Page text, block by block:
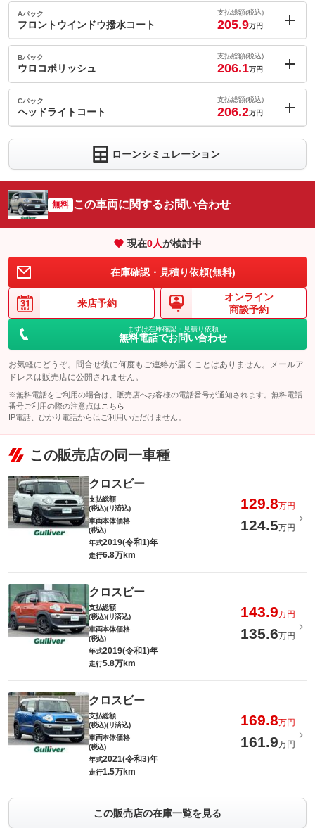
Aパック
フロントウインドウ撥水コート
支払総額(税込)
205.9万円
内：オプシ
ョン価格
(税込)
車両本体価
199.3万円
トしてくれます。多発する大雨やゲリラ豪雨に備えるためにお勧
めしたい商品です。
このパックの見積もり依頼（無料）
Bパック
ウロコポリッシュ
支払総額(税込)
206.1万円
内：オプシ
ョン価格
(税込)
車両本体価
パック内容
美観をキープする為にお勧めしたい商品です。
備考
このパックの見積もり依頼（無料）
Cパック
ヘッドライトコート
支払総額(税込)
206.2万円
1.4 万円
車両本体価
格
ヘッドライト専用ガラスコーティング『ヘッドライトコート』は
ガラス被膜で黄ばみなどの表面劣化の予防や発止効果で汚れの付
着を抑制する効果が期待できます。
備考 －
このパックの見積もり依頼（無料）
ローンシミュレーション
無料 この車両に関するお問い合わせ
現在0人が検討中
在庫確認・見積り依頼(無料)
来店予約
オンライン
商談予約
まずは在庫確認・見積り依頼
無料電話でお問い合わせ
お気軽にどうぞ。問合せ後に何度もご連絡が届くことはありません。メールア
ドレスは販売店に公開されません。
※無料電話をご利用の場合は、販売店へお客様の電話番号が通知されます。無料電話
番号ご利用の際の注意点は こちら
IP電話、ひかり電話からはご利用いただけません。
この販売店の同一車種
クロスビー
支払総額
(税込)(リ済込)
129.8万円
車両本体価格
(税込)
124.5万円
年式2019(令和1)年
走行6.8万km
クロスビー
支払総額
(税込)(リ済込)
143.9万円
車両本体価格
(税込)
135.6万円
年式2019(令和1)年
走行5.8万km
クロスビー
支払総額
(税込)(リ済込)
169.8万円
車両本体価格
(税込)
161.9万円
年式2021(令和3)年
走行1.5万km
この販売店の在庫一覧を見る